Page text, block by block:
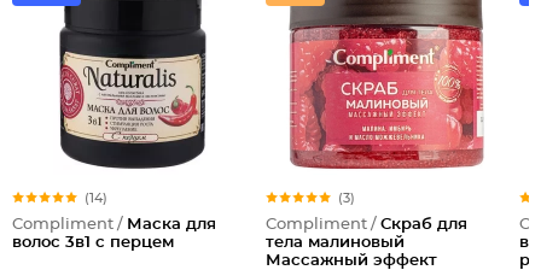
(14)
Compliment / Маска для
волос 3в1 с перцем
(3)
Compliment / Скраб для
тела малиновый
Массажный эффект